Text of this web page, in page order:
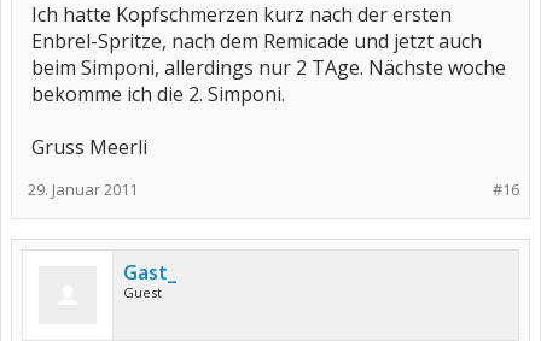
Ich hatte Kopfschmerzen kurz nach der ersten
Enbrel-Spritze, nach dem Remicade und jetzt auch
beim Simponi, allerdings nur 2 TAge. Nächste woche
bekomme ich die 2. Simponi.
Gruss Meerli
#16
29. Januar 2011
Gast_
Guest